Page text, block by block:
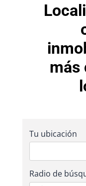
más
Tu ubicación
Radio de